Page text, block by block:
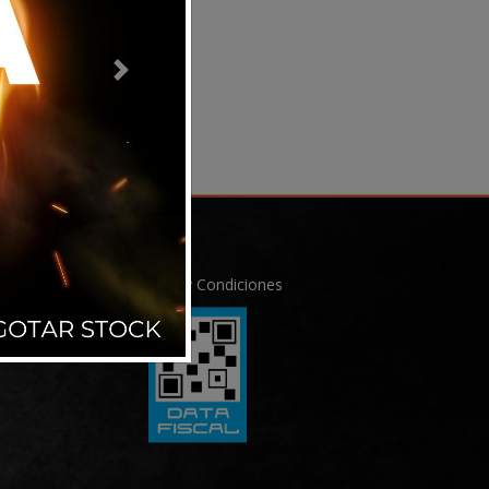
Next
Términos y Condiciones